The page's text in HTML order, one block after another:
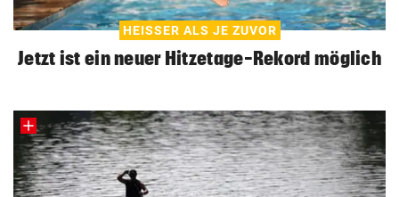
HEISSER ALS JE ZUVOR
Jetzt ist ein neuer Hitzetage-Rekord möglich